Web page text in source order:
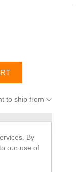
to ship from
By
our use of